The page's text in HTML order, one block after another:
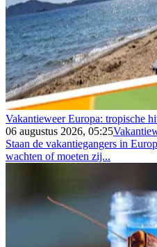
Vakantieweer Europa: tropische
06 augustus 2026, 05:25
Staan de vakantiegangers in
wachten of moeten zij...